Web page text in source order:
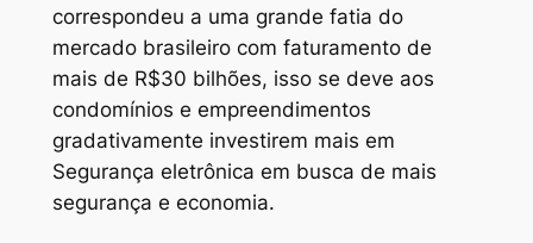
correspondeu a uma grande fatia do
mercado brasileiro com faturamento de
mais de R$30 bilhões, isso se deve aos
condomínios e empreendimentos
gradativamente investirem mais em
Segurança eletrônica em busca de mais
segurança e economia.